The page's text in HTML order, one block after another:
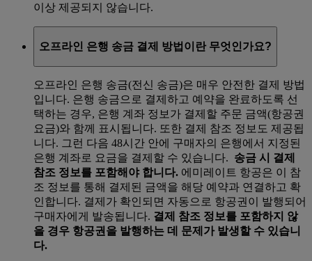
이상 제공되지 않습니다.
오프라인 은행 송금 결제 방법이란 무엇인가요?
오프라인 은행 송금(전신 송금)은 매우 안전한 결제 방법
입니다. 은행 송금으로 결제하고 예약을 완료하도록 선
택하는 경우, 은행 계좌 정보가 결제할 주문 금액(항공권
요금)와 함께 표시됩니다. 또한 결제 참조 정보도 제공됩
니다. 그런 다음 48시간 안에 구매자의 은행에서 지정된
은행 계좌로 요금을 결제할 수 있습니다. 송금 시 결제
참조 정보를 포함해야 합니다. 에미레이트 항공은 이 참
조 정보를 통해 결제된 금액을 해당 예약과 연결하고 확
인합니다. 결제가 확인되면 자동으로 항공권이 발행되어
구매자에게 발송됩니다. 결제 참조 정보를 포함하지 않
을 경우 항공권을 발행하는 데 문제가 발생할 수 있습니
다.